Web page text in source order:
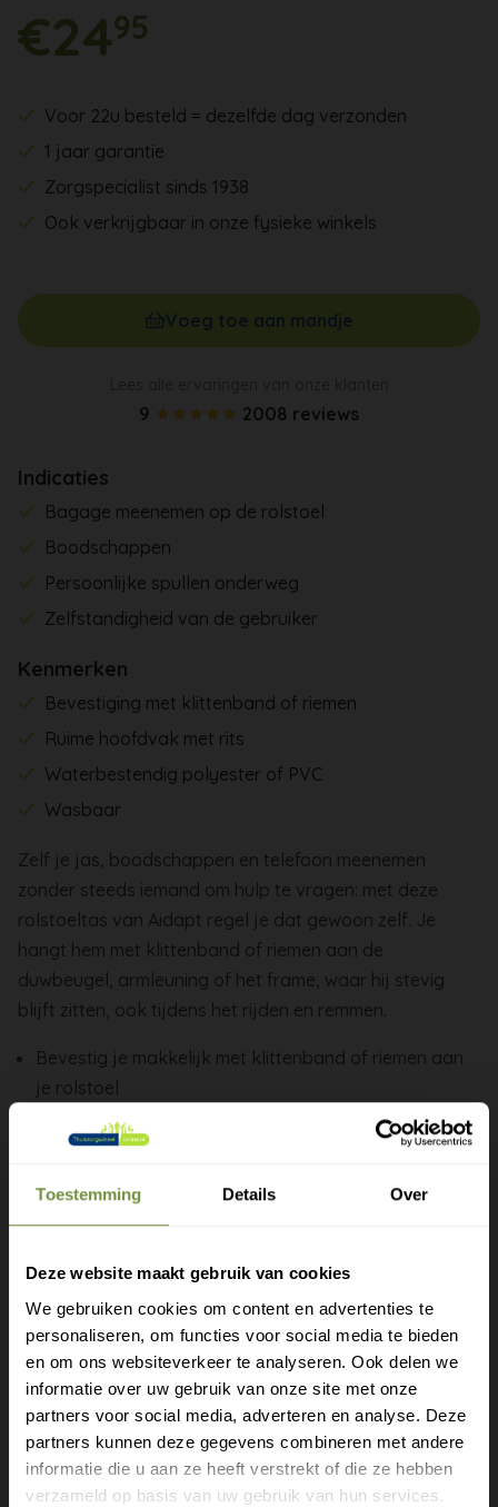
Toestemming Details Over
Deze website maakt gebruik van cookies
We gebruiken cookies om content en advertenties te
personaliseren, om functies voor social media te bieden
en om ons websiteverkeer te analyseren. Ook delen we
informatie over uw gebruik van onze site met onze
partners voor social media, adverteren en analyse. Deze
partners kunnen deze gegevens combineren met andere
informatie die u aan ze heeft verstrekt of die ze hebben
verzameld op basis van uw gebruik van hun services.
€2495
Voor 22u besteld = dezelfde dag verzonden
1 jaar garantie
Zorgspecialist sinds 1938
Ook verkrijgbaar in onze fysieke winkels
9 2008 reviews
Indicaties
Bagage meenemen op de rolstoel
Boodschappen
Persoonlijke spullen onderweg
Zelfstandigheid van de gebruiker
Kenmerken
Bevestiging met klittenband of riemen
Ruime hoofdvak met rits
Waterbestendig polyester of PVC
Wasbaar
Zelf je jas, boodschappen en telefoon meenemen
zonder steeds iemand om hulp te vragen: met deze
rolstoeltas van Aidapt regel je dat gewoon zelf. Je
hangt hem met klittenband of riemen aan de
duwbeugel, armleuning of het frame, waar hij stevig
blijft zitten, ook tijdens het rijden en remmen.
Bevestig je makkelijk met klittenband of riemen aan
je rolstoel
Ruime hoofdvak met rits voor jas, boodschappen of
medicatie
Waterbestendig polyester met PVC-coating tegen de
Gewoon wasbaar wanneer nodig
Leg zware spullen onderin de tas, zo blijft het
zwaartepunt laag en je rolstoel lekker stabiel.
Zo neem je alles mee wat je nodig hebt en houd je je
handen vrij en je zelfstandigheid groot. Heb je een
elektrische rolstoel met een afwijkend frame?
Gratis verzending?
Laat je e-mail achter.
Meld je aan voor onze nieuwsbrief en
ontvang direct een gratis verzending